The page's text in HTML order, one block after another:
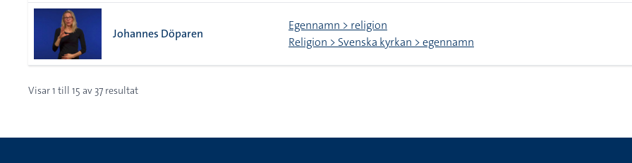
Johannes Döparen
Egennamn > religion
Religion > Svenska kyrkan > egennamn
Visar1 till 15 av 37 resultat